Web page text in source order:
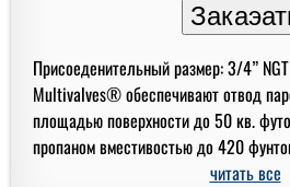
Присоеденительный размер: 3/4”
Multivalves® обеспечивают отвод
площадью поверхности до 50 кв.
пропаном вместивостью до 420
читать все